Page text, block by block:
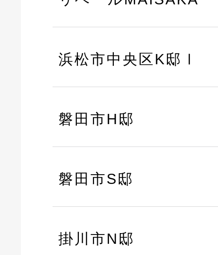
浜松市中央区K邸Ⅰ
磐田市H邸
磐田市S邸
掛川市N邸